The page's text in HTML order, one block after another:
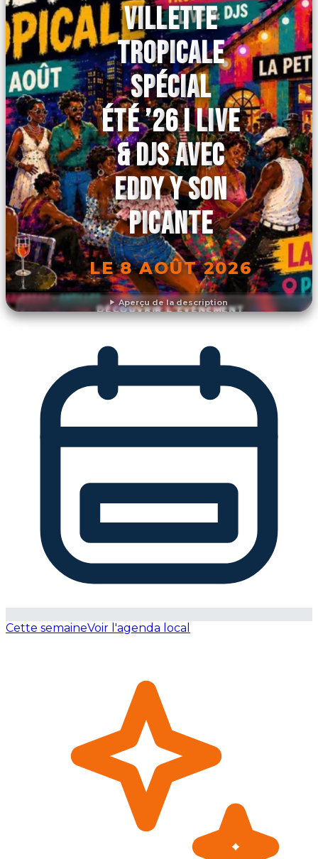
Aperçu de la description
VILLETTE
TROPICALE
SPÉCIAL
ÉTÉ ’26 I LIVE
& DJS AVEC
EDDY Y SON
PICANTE
LE 8 AOÛT 2026
DÉCOUVRIR L'ÉVÉNEMENT
Cette semaineVoir l'agenda local